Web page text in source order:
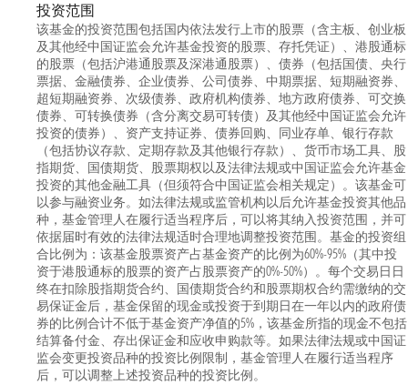
投资范围
该基金的投资范围包括国内依法发行上市的股票（含主板、创业板
及其他经中国证监会允许基金投资的股票、存托凭证）、港股通标
的股票（包括沪港通股票及深港通股票）、债券（包括国债、央行
票据、金融债券、企业债券、公司债券、中期票据、短期融资券、
超短期融资券、次级债券、政府机构债券、地方政府债券、可交换
债券、可转换债券（含分离交易可转债）及其他经中国证监会允许
投资的债券）、资产支持证券、债券回购、同业存单、银行存款
（包括协议存款、定期存款及其他银行存款）、货币市场工具、股
指期货、国债期货、股票期权以及法律法规或中国证监会允许基金
投资的其他金融工具（但须符合中国证监会相关规定）。该基金可
以参与融资业务。如法律法规或监管机构以后允许基金投资其他品
种，基金管理人在履行适当程序后，可以将其纳入投资范围，并可
依据届时有效的法律法规适时合理地调整投资范围。基金的投资组
合比例为：该基金股票资产占基金资产的比例为60%-95%（其中投
资于港股通标的股票的资产占股票资产的0%-50%）。每个交易日日
终在扣除股指期货合约、国债期货合约和股票期权合约需缴纳的交
易保证金后，基金保留的现金或投资于到期日在一年以内的政府债
券的比例合计不低于基金资产净值的5%，该基金所指的现金不包括
结算备付金、存出保证金和应收申购款等。如果法律法规或中国证
监会变更投资品种的投资比例限制，基金管理人在履行适当程序
后，可以调整上述投资品种的投资比例。